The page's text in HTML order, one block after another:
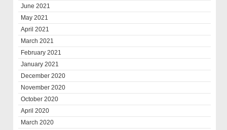
June 2021
May 2021
April 2021
March 2021
February 2021
January 2021
December 2020
November 2020
October 2020
April 2020
March 2020